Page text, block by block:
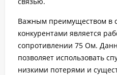
Важным преимуществом в
конкурентами является
сопротивлении 75 Ом.
позволяет использовать
низкими потерями и